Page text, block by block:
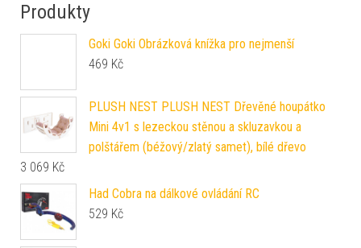
Produkty
Goki Goki Obrázková knížka pro nejmenší
469 Kč
PLUSH NEST PLUSH NEST Dřevěné houpátko
Mini 4v1 s lezeckou stěnou a skluzavkou a
polštářem (béžový/zlatý samet), bílé dřevo
3 069 Kč
Had Cobra na dálkové ovládání RC
529 Kč